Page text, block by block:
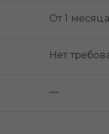
От 1 месяца
Нет
—